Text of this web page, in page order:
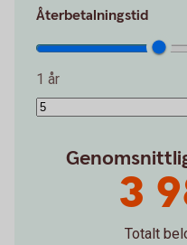
Återbetalningstid
1 år
3
Totalt